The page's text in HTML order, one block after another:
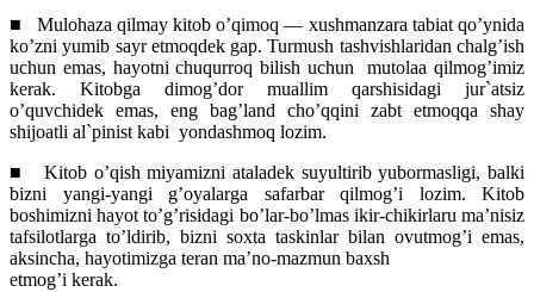
■ Mulohaza qilmay kitob o’qimoq — xushmanzara tabiat qo’ynida
ko’zni yumib sayr etmoqdek gap. Turmush tashvishlaridan chalg’ish
uchun emas, hayotni chuqurroq bilish uchunmutolaa qilmog’imiz
kerak. Kitobga dimog’dor muallim qarshisidagi jur`atsiz
o’quvchidek emas, eng bag’land cho’qqini zabt etmoqqa shay
shijoatli al`pinist kabi yondashmoq lozim.
■ Kitob o’qish miyamizni ataladek suyultirib yubormasligi, balki
bizni yangi-yangi g’oyalarga safarbar qilmog’i lozim. Kitob
boshimizni hayot to’g’risidagi bo’lar-bo’lmas ikir-chikirlaru ma’nisiz
tafsilotlarga to’ldirib, bizni soxta taskinlar bilan ovutmog’i emas,
aksincha, hayotimizga teran ma’no-mazmun baxsh
etmog’i kerak.